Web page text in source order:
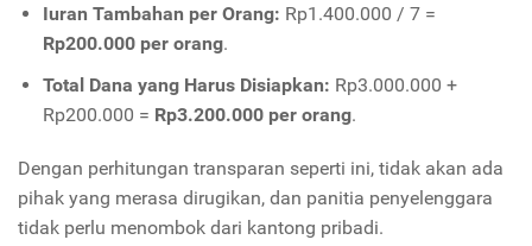
Iuran Tambahan per Orang: Rp1.400.000 / 7 =
Rp200.000 per orang.
Total Dana yang Harus Disiapkan: Rp3.000.000 +
Rp200.000 = Rp3.200.000 per orang.
Dengan perhitungan transparan seperti ini, tidak akan ada
pihak yang merasa dirugikan, dan panitia penyelenggara
tidak perlu menombok dari kantong pribadi.